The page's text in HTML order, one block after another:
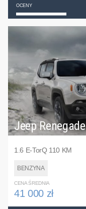
OCENY
Jeep Renegade
1.6 E-TorQ 110 KM
BENZYNA
CENA ŚREDNIA
41 000 zł